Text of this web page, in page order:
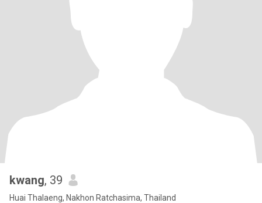
kwang, 39
Huai Thalaeng, Nakhon Ratchasima, Thailand